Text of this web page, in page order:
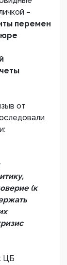
–
перемен
юре
от
(к
ЦБ